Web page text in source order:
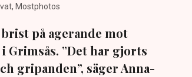
Mostphotos
på agerande mot
”Det har gjorts
gripanden”, säger Anna-